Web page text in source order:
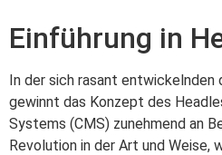
Einführung in
In der sich rasant
gewinnt das Konzept des
Systems (CMS) zunehmend an
Revolution in der Art und Weise,